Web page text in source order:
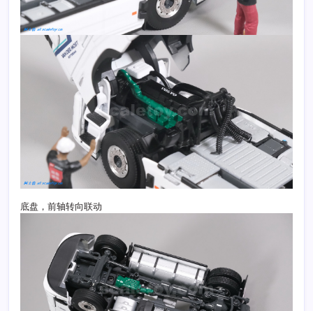
底盘，前轴转向联动